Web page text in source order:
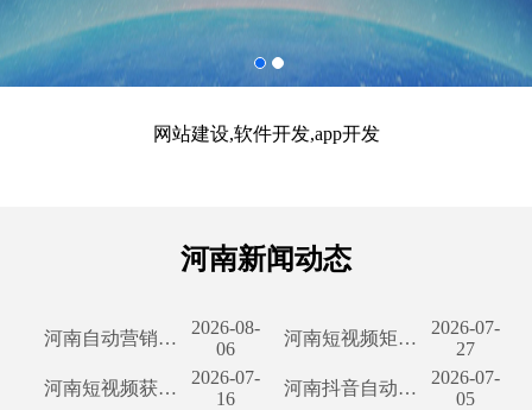
网站建设,软件开发,app开发
河南新闻动态
河南自动营销的外贸网站开发 中国河南省一直以来都是我国外贸业务的重要枢纽之一，拥有众多的外贸企业。随着互联网的快速发展，越来越多的企业开始借助网络平台拓展海外市场。在这个过程中，外贸网站的开发显得尤为关键。本文将介绍河南自动营销的外贸网站开发的重要性及一些建议。 首先，为何要开发自动营销的外贸网站呢？一方面，外贸企业面临着激烈的竞争，需要通过网络平台建立自身品牌形象，提高企业影响力。一个功能强大的外贸网站能够有效地展示企业的产品和服务，吸引潜在客户。另一方面，自动营销的外贸网站能够有效地与客户互动，提
2026-08-
06
河南短视频矩阵开发源码：创建优质短视频平台的关键 随着互联网技术的不断发展，短视频在我们的生活中扮演着越来越重要的角色。在这个快节奏的时代，人们越来越喜欢通过短视频来获取信息、娱乐和分享自己的生活。河南省作为中国的中部省份，也不甘落后于这一潮流。为了满足用户的需求，河南短视频矩阵开发源码应运而生。本文将探讨这一关键技术在河南短视频行业中的重要性以及其带来的优势。 首先，河南短视频矩阵开发源码为河南省的短视频平台提供了强大的技术支持。通过该源码，开发者可以根据自己的需求，快速搭建一个符合用户口味的短视频
2026-07-
27
河南短视频获客软件开发：让您的品牌更具吸引力 随着社交媒体和移动互联网的迅速崛起，短视频已经成为许多用户获取信息和娱乐的首
2026-07-
16
河南抖音自动营销脚本开发助力业务增长 随着社交媒体的迅猛发展，抖音作为中国最受欢迎的短视频平台之一，已成为了许多企业宣传推广的新宠。而在河南，有着众多的企业都在积极探索如何利用抖音平台来提升业务曝光和吸引更多的潜在客户。为了满足这一需求，河南抖音自动营销脚本开发应运而生。 抖音作为一款拥有亿级用户的社交平台，在河南乃至全国范围内拥有广阔的市场潜力。然而，要充分利用这个平台来推动业务增长，需要大量的时间和精力来发布内容、互动以及维护粉丝关系。这些工作对于许多企业来说无疑是一项重负。幸运的是，河南抖音自动
2026-07-
05